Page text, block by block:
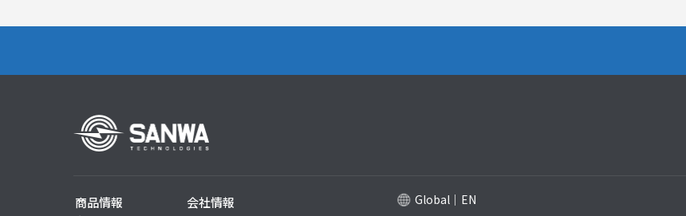
商品情報 会社情報 Global｜EN